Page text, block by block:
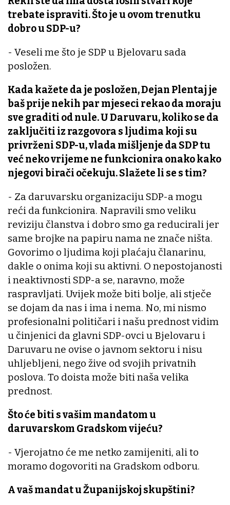
trebate ispraviti. Što je u ovom trenutku
dobro u SDP-u?
- Veseli me što je SDP u Bjelovaru sada
posložen.
Kada kažete da je posložen, Dejan Plentaj je
baš prije nekih par mjeseci rekao da moraju
sve graditi od nule. U Daruvaru, koliko se da
zaključiti iz razgovora s ljudima koji su
privrženi SDP-u, vlada mišljenje da SDP tu
već neko vrijeme ne funkcionira onako kako
njegovi birači očekuju. Slažete li se s tim?
- Za daruvarsku organizaciju SDP-a mogu
reći da funkcionira. Napravili smo veliku
reviziju članstva i dobro smo ga reducirali jer
same brojke na papiru nama ne znače ništa.
Govorimo o ljudima koji plaćaju članarinu,
dakle o onima koji su aktivni. O nepostojanosti
i neaktivnosti SDP-a se, naravno, može
raspravljati. Uvijek može biti bolje, ali stječe
se dojam da nas i ima i nema. No, mi nismo
profesionalni političari i našu prednost vidim
u činjenici da glavni SDP-ovci u Bjelovaru i
Daruvaru ne ovise o javnom sektoru i nisu
uhljebljeni, nego žive od svojih privatnih
poslova. To doista može biti naša velika
prednost.
Što će biti s vašim mandatom u
daruvarskom Gradskom vijeću?
- Vjerojatno će me netko zamijeniti, ali to
moramo dogovoriti na Gradskom odboru.
A vaš mandat u Županijskoj skupštini?